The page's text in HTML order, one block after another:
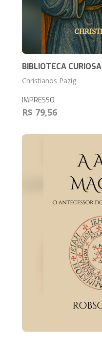
BIBLIOTECA CURIOSA
Christianos Pazig
IMPRESSO
R$ 79,56